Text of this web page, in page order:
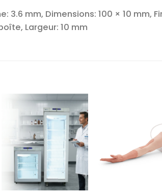
mm, Dimensions: 100 × 10 mm,
Largeur: 10 mm
Ajouter
à la liste
d’envies
à